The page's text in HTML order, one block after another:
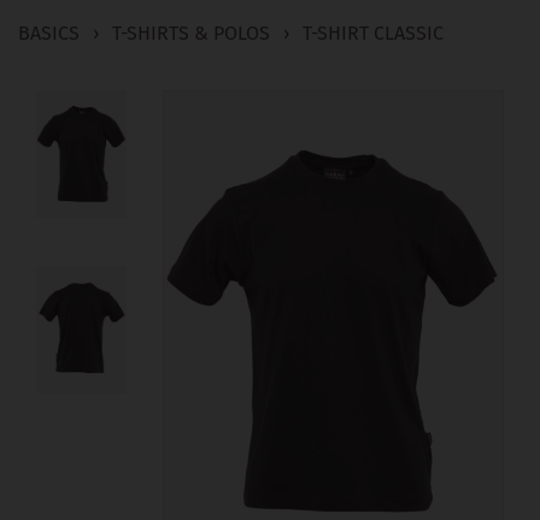
BASICS › T-SHIRTS & POLOS › T-SHIRT CLASSIC